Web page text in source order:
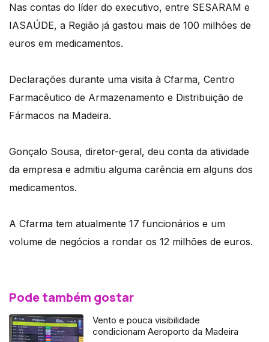
Nas contas do líder do executivo, entre SESARAM e
IASAÚDE, a Região já gastou mais de 100 milhões de
euros em medicamentos.
Declarações durante uma visita à Cfarma, Centro
Farmacêutico de Armazenamento e Distribuição de
Fármacos na Madeira.
Gonçalo Sousa, diretor-geral, deu conta da atividade
da empresa e admitiu alguma carência em alguns dos
medicamentos.
A Cfarma tem atualmente 17 funcionários e um
volume de negócios a rondar os 12 milhões de euros.
Pode também gostar
Vento e pouca visibilidade
condicionam Aeroporto da Madeira